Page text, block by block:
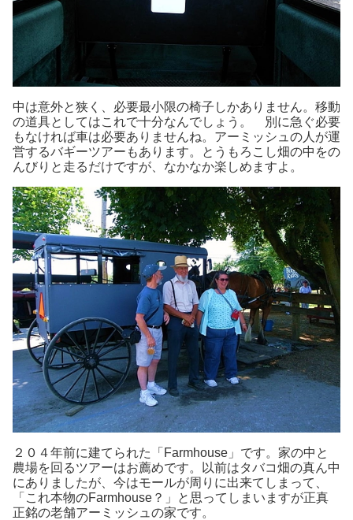
中は意外と狭く、必要最小限の椅子しかありません。移動
の道具としてはこれで十分なんでしょう。 別に急ぐ必要
もなければ車は必要ありませんね。アーミッシュの人が運
営するバギーツアーもあります。とうもろこし畑の中をの
んびりと走るだけですが、なかなか楽しめますよ。
２０４年前に建てられた「Farmhouse」です。家の中と
農場を回るツアーはお薦めです。以前はタバコ畑の真ん中
にありましたが、今はモールが周りに出来てしまって、
「これ本物のFarmhouse？」と思ってしまいますが正真
正銘の老舗アーミッシュの家です。